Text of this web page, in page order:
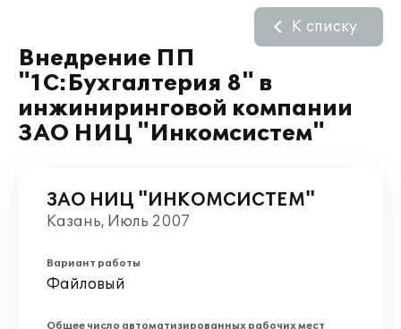
Внедрение ПП
"1С:Бухгалтерия 8" в
инжиниринговой компании
ЗАО НИЦ "Инкомсистем"
К списку
ЗАО НИЦ "ИНКОМСИСТЕМ"
Казань, Июль 2007
Вариант работы
Файловый
Общее число автоматизированных рабочих мест